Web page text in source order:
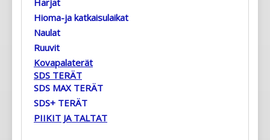
Harjat
Hioma-ja katkaisulaikat
Naulat
Ruuvit
Kovapalaterät
SDS TERÄT
SDS MAX TERÄT
SDS+ TERÄT
PIIKIT JA TALTAT